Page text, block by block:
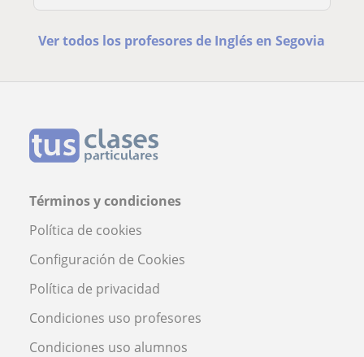
Ver todos los profesores de Inglés en Segovia
Términos y condiciones
Política de cookies
Configuración de Cookies
Política de privacidad
Condiciones uso profesores
Condiciones uso alumnos